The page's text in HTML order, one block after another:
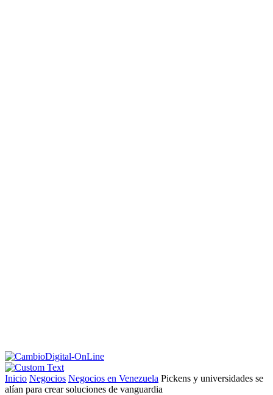
Inicio Negocios Negocios en Venezuela Pickens y universidades se
alían para crear soluciones de vanguardia